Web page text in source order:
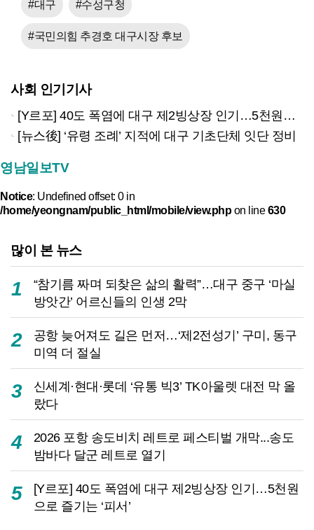
#대구 #수성구청
#국민의힘 추경호 대구시장 후보
사회 인기기사
[Y르포] 40도 폭염에 대구 제2빙상장 인기…5천원으로 즐기는 ‘피서’
[뉴스後] ‘유령 조례’ 지적에 대구 기초단체 잇단 정비
영남일보TV
Notice: Undefined offset: 0 in
/home/yeongnam/public_html/mobile/view.phpon line630
많이 본 뉴스
1
“참기름 짜며 되찾은 삶의 활력”…대구 중구 ‘마실
방앗간’ 어르신들의 인생 2막
2
공항 늦어져도 길은 먼저…‘제2전성기’ 구미, 동구
미역 더 절실
3
신세계·현대·롯데 ‘유통 빅3’ TK아울렛 대전 막 올
랐다
4
2026 포항 송도비치 레트로 페스티벌 개막...송도
밤바다 달군 레트로 열기
5
[Y르포] 40도 폭염에 대구 제2빙상장 인기…5천원
으로 즐기는 ‘피서’